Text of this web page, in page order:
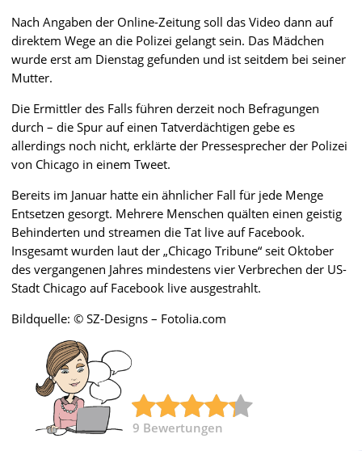
Nach Angaben der Online-Zeitung soll das Video dann auf
direktem Wege an die Polizei gelangt sein. Das Mädchen
wurde erst am Dienstag gefunden und ist seitdem bei seiner
Mutter.
Die Ermittler des Falls führen derzeit noch Befragungen
durch – die Spur auf einen Tatverdächtigen gebe es
allerdings noch nicht, erklärte der Pressesprecher der Polizei
von Chicago in einem Tweet.
Bereits im Januar hatte ein ähnlicher Fall für jede Menge
Entsetzen gesorgt. Mehrere Menschen quälten einen geistig
Behinderten und streamen die Tat live auf Facebook.
Insgesamt wurden laut der „Chicago Tribune“ seit Oktober
des vergangenen Jahres mindestens vier Verbrechen der US-
Stadt Chicago auf Facebook live ausgestrahlt.
Bildquelle: © SZ-Designs – Fotolia.com
9 Bewertungen